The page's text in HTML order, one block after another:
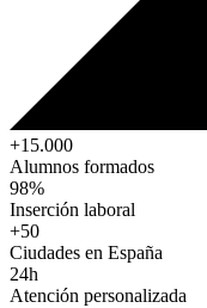
+15.000
Alumnos formados
98%
Inserción laboral
+50
Ciudades en España
24h
Atención personalizada